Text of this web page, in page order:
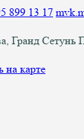
899 13 17
Гранд Сетунь
на карте